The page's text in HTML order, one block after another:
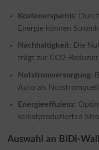
Kostenersparnis:
Energie können
Nachhaltigkeit: Die
trägt zur CO2-
Notstromversorgung:
Auto als
Energieeffizienz:
selbstproduzierten
Auswahl an BiDi-